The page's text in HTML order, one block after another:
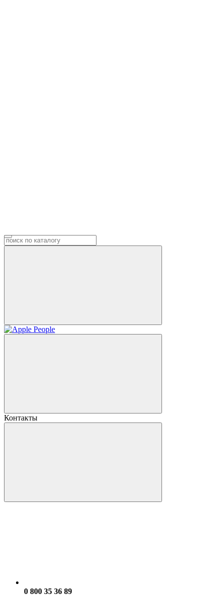
Контакты
0 800 35 36 89